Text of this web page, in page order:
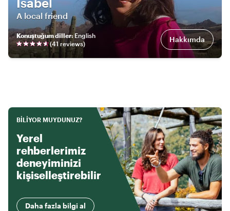
A local friend
Konuştuğum diller: English
(41 reviews) Hakkımda
BILIYOR MUYDUNUZ?
Yerel
rehberlerimiz
deneyiminizi
kişiselleştirebilir
Daha fazla bilgi al